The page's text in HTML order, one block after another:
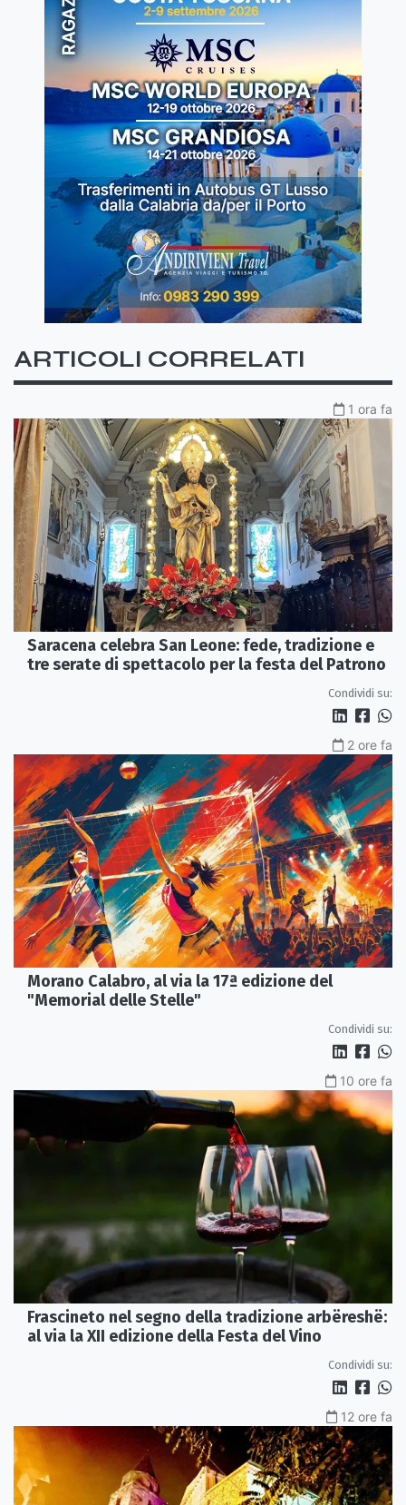
ARTICOLI CORRELATI
1 ora fa
Saracena celebra San Leone: fede, tradizione e
tre serate di spettacolo per la festa del Patrono
Condividi su:
2 ore fa
Morano Calabro, al via la 17ª edizione del
"Memorial delle Stelle"
Condividi su:
10 ore fa
Frascineto nel segno della tradizione arbëreshë:
al via la XII edizione della Festa del Vino
Condividi su:
12 ore fa